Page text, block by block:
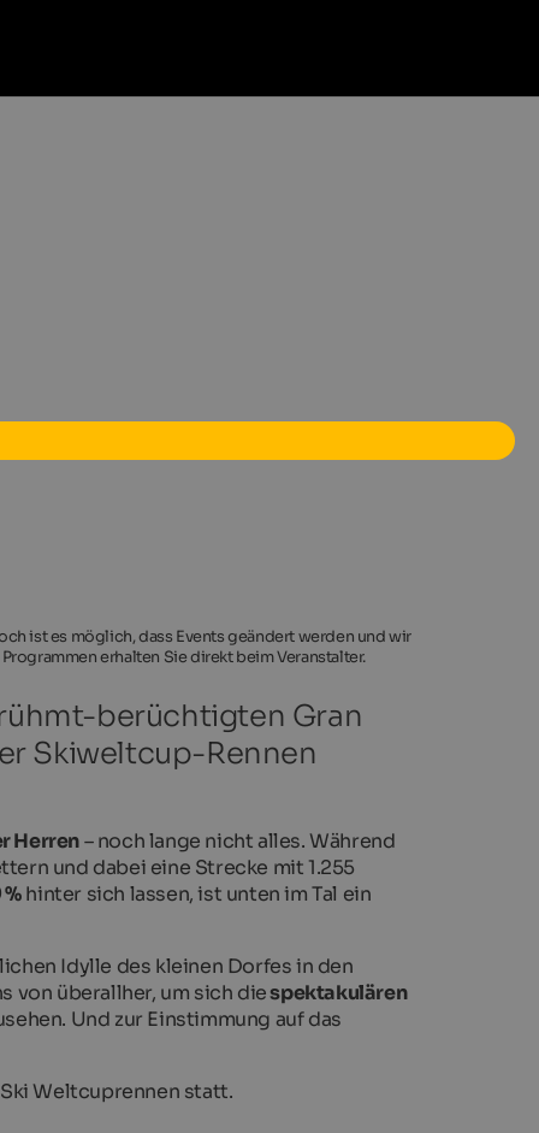
ist es möglich, dass Events geändert werden und wir
erhalten Sie direkt beim Veranstalter.
berüchtigten Gran
Skiweltcup-Rennen
Herren– noch lange nicht alles. Während
und dabei eine Strecke mit 1.255
hinter sich lassen, ist unten im Tal ein
Idylle des kleinen Dorfes in den
von überallher, um sich diespektakulären
Und zur Einstimmung auf das
Weltcuprennen statt.